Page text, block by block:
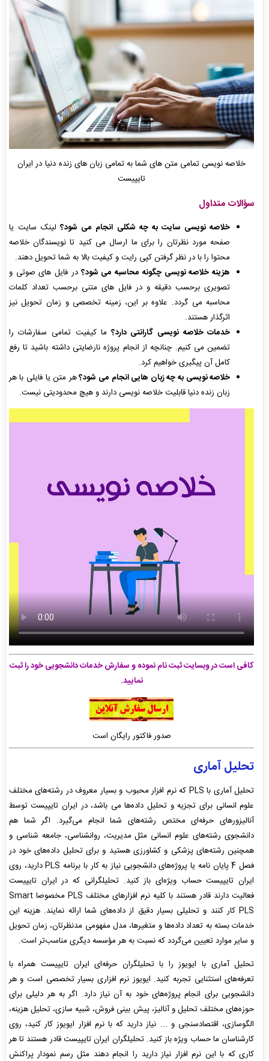
خلاصه نویسی تمامی متن های شما به تمامی زبان های زنده دنیا در ایران
تایپیست
سؤالات متداول
خلاصه نویسی سایت به چه شکلی انجام می شود؟ لینک سایت یا
صفحه مورد نظرتان را برای ما ارسال می کنید تا نویسندگان خلاصه
محتوا را با در نظر گرفتن کپی رایت و کیفیت بالا به شما تحویل دهند.
هزینه خلاصه نویسی چگونه محاسبه می شود؟در فایل های صوتی و
تصویری برحسب دقیقه و در فایل های متنی برحسب تعداد کلمات
محاسبه می گردد. علاوه بر این، زمینه تخصصی و زمان تحویل نیز
اثرگذار هستند.
خدمات خلاصه نویسی گارانتی دارد؟ ما کیفیت تمامی سفارشات را
تضمین می کنیم. چنانچه از انجام پروژه نارضایتی داشته باشید تا رفع
کامل آن پیگیری خواهیم کرد.
خلاصه نویسی به چه زبان هایی انجام می شود؟هر متن یا فایلی با هر
زبان زنده دنیا قابلیت خلاصه نویسی دارند و هیچ محدودیتی نیست.
کافی است در وبسایت ثبت نام نموده و سفارش خدمات دانشجویی خود را ثبت
نمایید.
صدور فاکتور رایگان است
تحلیل آماری
تحلیل آماری با PLS که نرم افزار محبوب و بسیار معروف در رشته‌های مختلف
علوم انسانی برای تجزیه و تحلیل داده‌ها می باشد، در ایران تایپیست توسط
آنالیزورهای حرفه‌ای مختص رشته‌های شما انجام می‌گیرد. اگر شما هم
دانشجوی رشته‌های علوم انسانی مثل مدیریت، روانشناسی، جامعه شناسی و
همچنین رشته‌های پزشکی و کشاورزی هستید و برای تحلیل داده‌های خود در
فصل 4 پایان نامه یا پروژه‌های دانشجویی نیاز به کار با برنامه PLS دارید، روی
ایران تایپیست حساب ویژه‌ای باز کنید. تحلیلگرانی که در ایران تایپیست
فعالیت دارند قادر هستند با کلیه نرم افزارهای مختلف PLS مخصوصا Smart
PLS کار کنند و تحلیلی بسیار دقیق از داده‌های شما ارائه نمایند. هزینه این
خدمات بسته به تعداد داده‌ها و متغیرها، مدل مفهومی مدنظرتان، زمان تحویل
و سایر موارد تعیین می‌گردد که نسبت به هر مؤسسه دیگری مناسب‌تر است.
تحلیل آماری با ایویوز را با تحلیلگران حرفه‌ای ایران تایپیست همراه با
تعرفه‌های استثنایی تجربه کنید. ایویوز نرم افزاری بسیار تخصصی است و هر
دانشجویی برای انجام پروژه‌های خود به آن نیاز دارد. اگر به هر دلیلی برای
حوزه‌های مختلف تحلیل و آنالیز، پیش بینی فروش، شبیه سازی، تحلیل هزینه،
الگوسازی، اقتصادسنجی و ... نیاز دارید که با نرم افزار ایویوز کار کنید، روی
کارشناسان ما حساب ویژه باز کنید. تحلیلگران ایران تایپیست قادر هستند تا هر
کاری که با این نرم افزار نیاز دارید را انجام دهند مثل رسم نمودار پراکنش